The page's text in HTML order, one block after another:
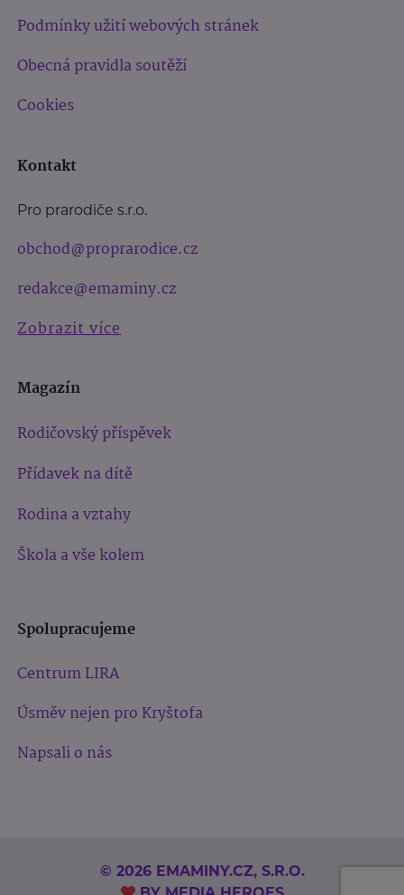
Podmínky užití webových stránek
Obecná pravidla soutěží
Cookies
Kontakt
Pro prarodiče s.r.o.
obchod@proprarodice.cz
redakce@emaminy.cz
Zobrazit více
Magazín
Rodičovský příspěvek
Přídavek na dítě
Rodina a vztahy
Škola a vše kolem
Spolupracujeme
Centrum LIRA
Úsměv nejen pro Kryštofa
Napsali o nás
© 2026 EMAMINY.CZ, S.R.O.